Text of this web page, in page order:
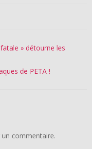
» détourne les
de PETA !
commentaire.